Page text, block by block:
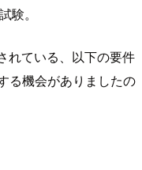
験。
れている、以下の要件
る機会がありましたの